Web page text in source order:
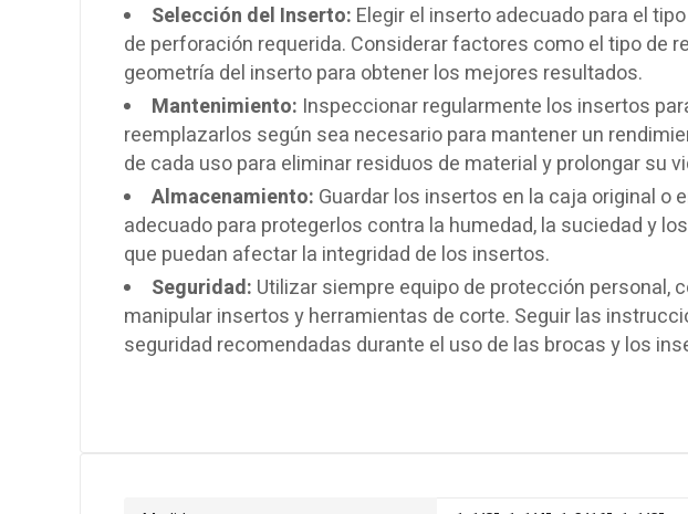
Selección del Inserto: Elegir el inserto adecuado para el
de perforación requerida. Considerar factores como el tipo de
geometría del inserto para obtener los mejores resultados.
Mantenimiento: Inspeccionar regularmente los insertos
reemplazarlos según sea necesario para mantener un
de cada uso para eliminar residuos de material y prolongar su
Almacenamiento: Guardar los insertos en la caja original o
adecuado para protegerlos contra la humedad, la suciedad y
que puedan afectar la integridad de los insertos.
Seguridad: Utilizar siempre equipo de protección personal,
manipular insertos y herramientas de corte. Seguir las
seguridad recomendadas durante el uso de las brocas y los